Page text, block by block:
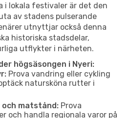
i lokala festivaler är det den
av stadens pulserande
utnyttjar också denna
historiska stadsdelar,
utflykter i närheten.
högsäsongen i Nyeri:
Prova vandring eller cykling
natursköna rutter i
och matstånd: Prova
och handla regionala varor på